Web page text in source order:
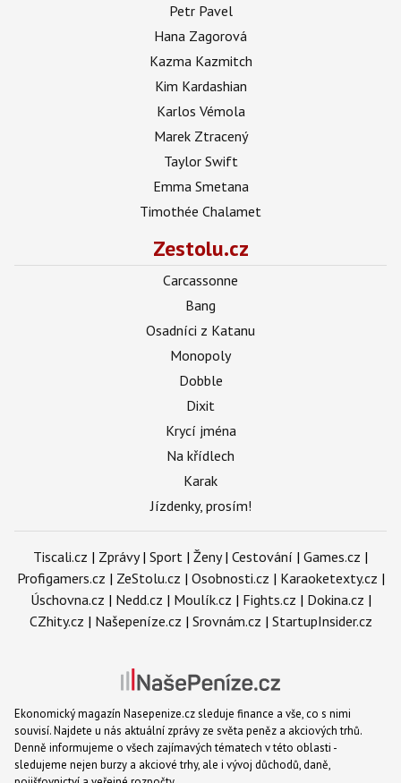
Petr Pavel
Hana Zagorová
Kazma Kazmitch
Kim Kardashian
Karlos Vémola
Marek Ztracený
Taylor Swift
Emma Smetana
Timothée Chalamet
Zestolu.cz
Carcassonne
Bang
Osadníci z Katanu
Monopoly
Dobble
Dixit
Krycí jména
Na křídlech
Karak
Jízdenky, prosím!
Tiscali.cz | Zprávy| Sport | Ženy| Cestování | Games.cz |
Profigamers.cz | ZeStolu.cz | Osobnosti.cz | Karaoketexty.cz |
Úschovna.cz | Nedd.cz | Moulík.cz | Fights.cz | Dokina.cz |
CZhity.cz | Našepeníze.cz | Srovnám.cz | StartupInsider.cz
Ekonomický magazín Nasepenize.cz sleduje finance a vše, co s nimi
souvisí. Najdete u nás aktuální zprávy ze světa peněz a akciových trhů.
Denně informujeme o všech zajímavých tématech v této oblasti -
sledujeme nejen burzy a akciové trhy, ale i vývoj důchodů, daně,